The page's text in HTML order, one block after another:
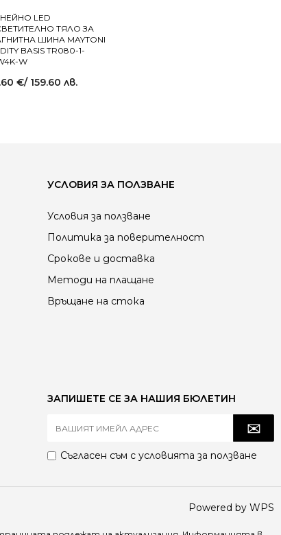
LED
ТЯЛО ЗА
ШИНА MAYTONI
BASIS TR080-1-
W
€/ 159.60 лв.
УСЛОВИЯ ЗА ПОЛЗВАНЕ
Условия за ползване
Политика за поверителност
Срокове и доставка
Методи на плащане
Връщане на стока
ЗАПИШЕТЕ СЕ ЗА НАШИЯ БЮЛЕТИН
Съгласен съм с условията за ползване
Powered by WPS